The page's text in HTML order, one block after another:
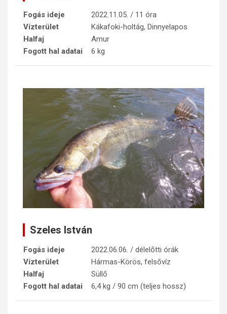
Fogás ideje
2022.11.05. / 11 óra
Vízterület
Kákafoki-holtág, Dinnyelapos
Halfaj
Amur
Fogott hal adatai
6 kg
Szeles István
Fogás ideje
2022.06.06. / délelőtti órák
Vízterület
Hármas-Körös, felsővíz
Halfaj
Süllő
Fogott hal adatai
6,4 kg / 90 cm (teljes hossz)